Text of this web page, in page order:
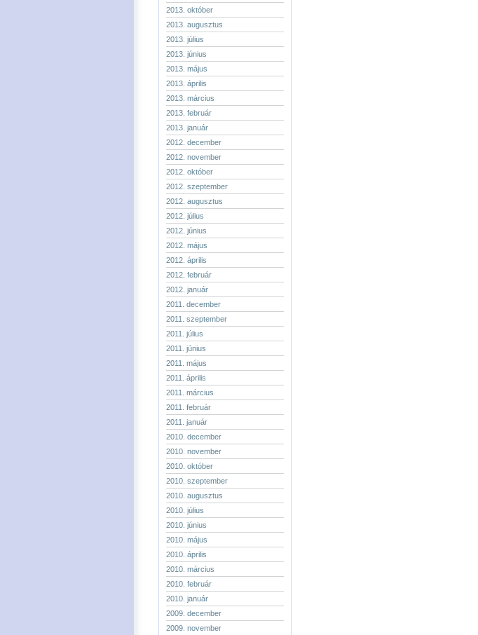
2013. október
2013. augusztus
2013. július
2013. június
2013. május
2013. április
2013. március
2013. február
2013. január
2012. december
2012. november
2012. október
2012. szeptember
2012. augusztus
2012. július
2012. június
2012. május
2012. április
2012. február
2012. január
2011. december
2011. szeptember
2011. július
2011. június
2011. május
2011. április
2011. március
2011. február
2011. január
2010. december
2010. november
2010. október
2010. szeptember
2010. augusztus
2010. július
2010. június
2010. május
2010. április
2010. március
2010. február
2010. január
2009. december
2009. november